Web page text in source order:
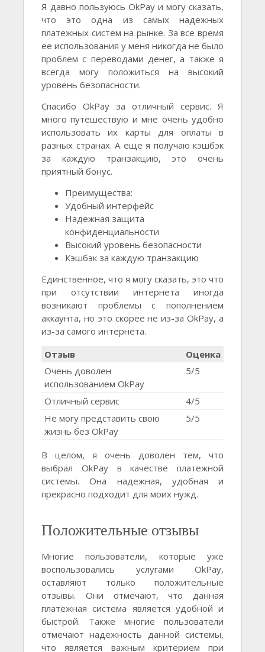
Я давно пользуюсь OkPay и могу сказать,
что это одна из самых надежных
платежных систем на рынке. За все время
ее использования у меня никогда не было
проблем с переводами денег, а также я
всегда могу положиться на высокий
уровень безопасности.
Спасибо OkPay за отличный сервис. Я
много путешествую и мне очень удобно
использовать их карты для оплаты в
разных странах. А еще я получаю кэшбэк
за каждую транзакцию, это очень
приятный бонус.
Преимущества:
Удобный интерфейс
Надежная защита
конфиденциальности
Высокий уровень безопасности
Кэшбэк за каждую транзакцию
Единственное, что я могу сказать, это что
при отсутствии интернета иногда
возникают проблемы с пополнением
аккаунта, но это скорее не из-за OkPay, а
из-за самого интернета.
Отзыв
Оценка
Очень доволен
использованием OkPay
5/5
Отличный сервис
4/5
Не могу представить свою
жизнь без OkPay
5/5
В целом, я очень доволен тем, что
выбрал OkPay в качестве платежной
системы. Она надежная, удобная и
прекрасно подходит для моих нужд.
Положительные отзывы
Многие пользователи, которые уже
воспользовались услугами OkPay,
оставляют только положительные
отзывы. Они отмечают, что данная
платежная система является удобной и
быстрой. Также многие пользователи
отмечают надежность данной системы,
что является важным критерием при